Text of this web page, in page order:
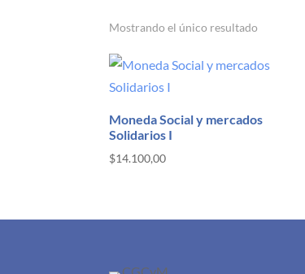
Mostrando el único resultado
Moneda Social y mercados
Solidarios I
$14.100,00